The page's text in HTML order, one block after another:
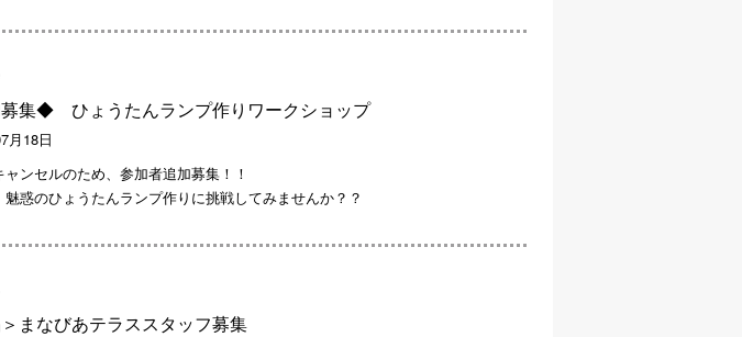
集◆ ひょうたんランプ作りワークショップ
月18日
ンセルのため、参加者追加募集！！
魅惑のひょうたんランプ作りに挑戦してみませんか？？
まなびあテラススタッフ募集